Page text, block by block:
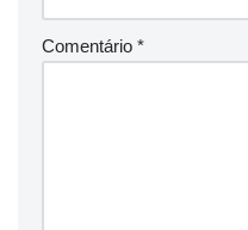
Comentário *